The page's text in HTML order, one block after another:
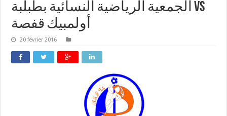
الجمعية الرياضية النسائية بطبلبة vs
أولمبيك قفصة
20 février 2016